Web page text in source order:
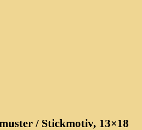
/ Stickmotiv, 13×18